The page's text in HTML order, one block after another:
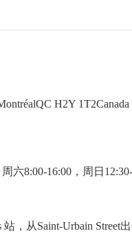
H2Y 1T2Canada
六8:00-16:00，周日
站，从Saint-Urbain